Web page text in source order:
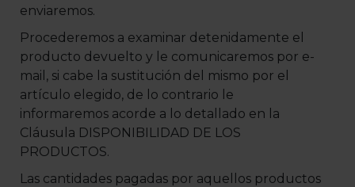
enviaremos.
Procederemos a examinar detenidamente el
producto devuelto y le comunicaremos por e-
mail, si cabe la sustitución del mismo por el
artículo elegido, de lo contrario le
informaremos acorde a lo detallado en la
Cláusula DISPONIBILIDAD DE LOS
PRODUCTOS.
Las cantidades pagadas por aquellos productos